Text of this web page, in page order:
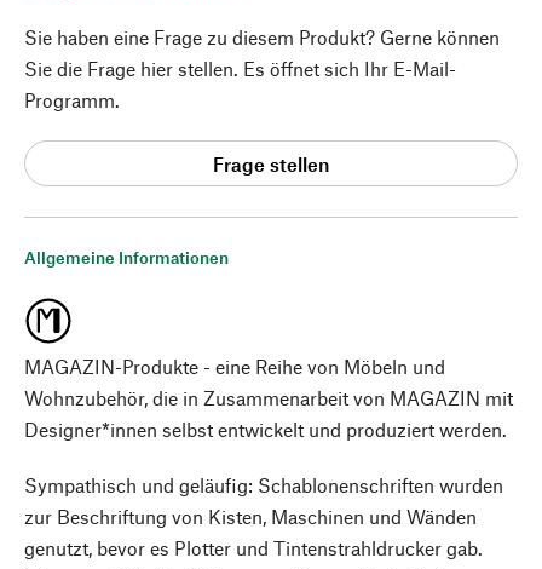
Allgemeine Informationen
MAGAZIN-Produkte - eine Reihe von Möbeln und
Wohnzubehör, die in Zusammenarbeit von MAGAZIN mit
Designer*innen selbst entwickelt und produziert werden.
Sympathisch und geläufig: Schablonenschriften wurden
zur Beschriftung von Kisten, Maschinen und Wänden
genutzt, bevor es Plotter und Tintenstrahldrucker gab.
Sie haben eine Frage zu diesem Produkt? Gerne können
Sie die Frage hier stellen. Es öffnet sich Ihr E-Mail-
Programm.
Frage stellen